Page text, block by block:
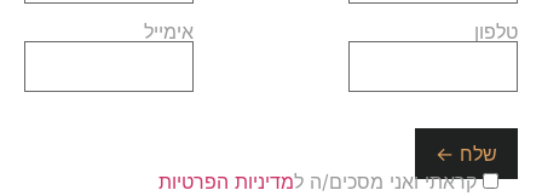
טלפון אימייל
קראתי ואני מסכים/ה למדיניות הפרטיות